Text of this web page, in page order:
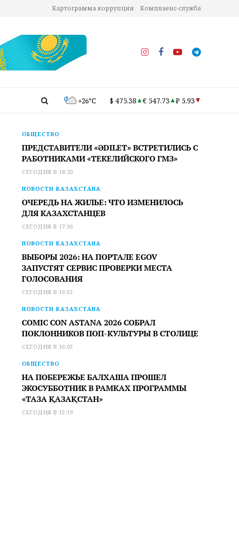
Картограмма коррупции Комплаенс-служба
+26°C $ 475.38 € 547.73 ₽ 5.93
ОБЩЕСТВО
ПРЕДСТАВИТЕЛИ «ӘDILET» ВСТРЕТИЛИСЬ С
РАБОТНИКАМИ «ТЕКЕЛИЙСКОГО ГМЗ»
СЕГОДНЯ В 18:20
НОВОСТИ КАЗАХСТАНА
ОЧЕРЕДЬ НА ЖИЛЬЕ: ЧТО ИЗМЕНИЛОСЬ
ДЛЯ КАЗАХСТАНЦЕВ
СЕГОДНЯ В 17:36
НОВОСТИ КАЗАХСТАНА
ВЫБОРЫ 2026: НА ПОРТАЛЕ EGOV
ЗАПУСТЯТ СЕРВИС ПРОВЕРКИ МЕСТА
ГОЛОСОВАНИЯ
СЕГОДНЯ В 16:55
НОВОСТИ КАЗАХСТАНА
COMIC CON ASTANA 2026 СОБРАЛ
ПОКЛОННИКОВ ПОП-КУЛЬТУРЫ В СТОЛИЦЕ
СЕГОДНЯ В 16:03
ОБЩЕСТВО
НА ПОБЕРЕЖЬЕ БАЛХАША ПРОШЕЛ
ЭКОСУББОТНИК В РАМКАХ ПРОГРАММЫ
«ТАЗА ҚАЗАҚСТАН»
СЕГОДНЯ В 15:19